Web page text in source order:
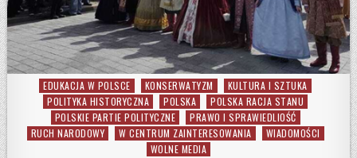
Posted in
EDUKACJA W POLSCE KONSERWATYZM
KULTURA I SZTUKA
POLITYKA HISTORYCZNA
POLSKA
POLSKA RACJA STANU
POLSKIE PARTIE POLITYCZNE
PRAWO I SPRAWIEDLIOŚĆ
RUCH NARODOWY
W CENTRUM ZAINTERESOWANIA
WIADOMOŚCI
WOLNE MEDIA